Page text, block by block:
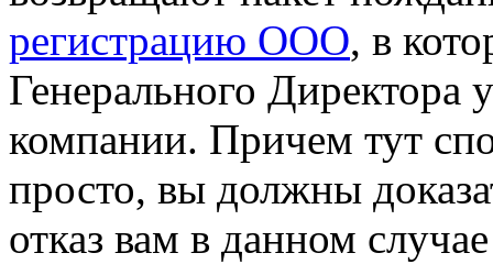
регистрацию ООО, в
Генерального Директора
компании. Причем тут
просто, вы должны
отказ вам в данном